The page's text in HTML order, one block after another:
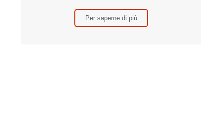
Per saperne di più